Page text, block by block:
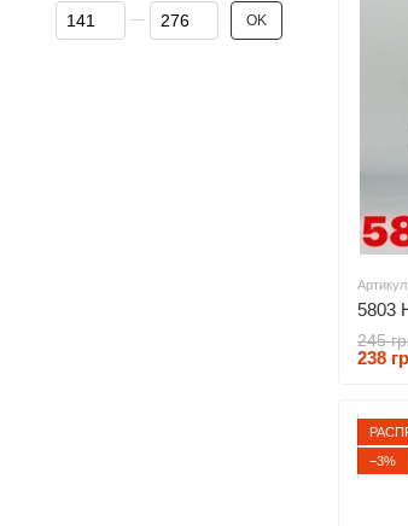
5803
245
238
−3%
От Цена, грн
До Цена, грн OK